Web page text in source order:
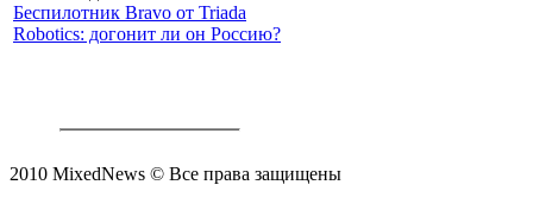
Беспилотник Bravo от Triada
Robotics: догонит ли он Россию?
2010 MixedNews © Все права защищены